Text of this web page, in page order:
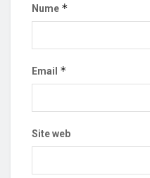
Nume *
Email *
Site web